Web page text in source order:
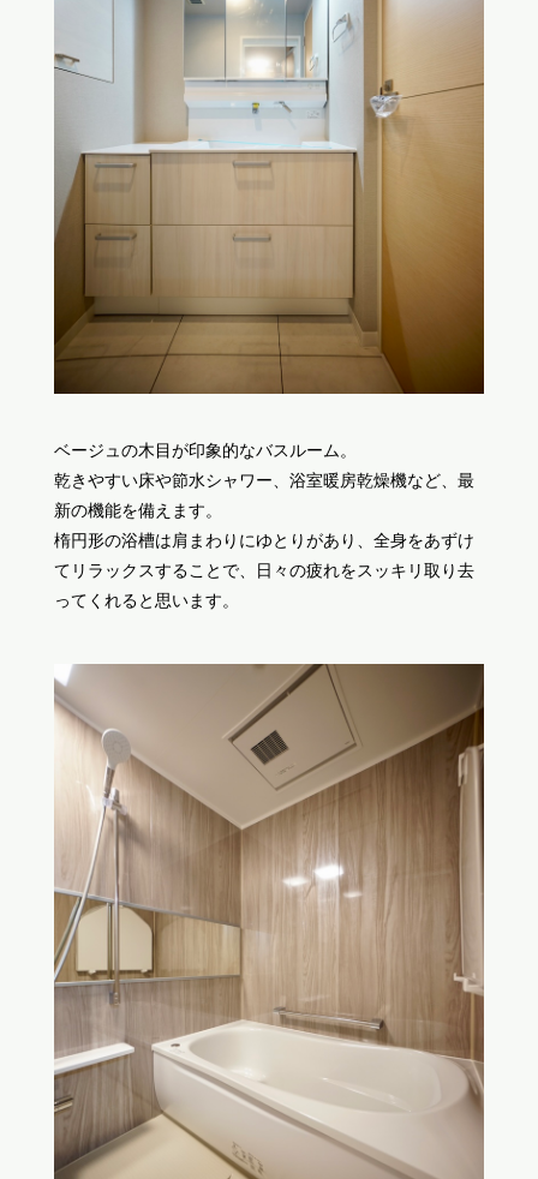
ベージュの木目が印象的なバスルーム。
乾きやすい床や節水シャワー、浴室暖房乾燥機など、最
新の機能を備えます。
楕円形の浴槽は肩まわりにゆとりがあり、全身をあずけ
てリラックスすることで、日々の疲れをスッキリ取り去
ってくれると思います。